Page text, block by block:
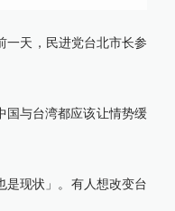
天，民进党台北市长参
与台湾都应该让情势缓
现状」。有人想改变台